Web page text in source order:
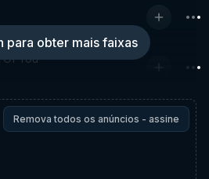
para obter mais faixas
Of You
Remova todos os anúncios - assine